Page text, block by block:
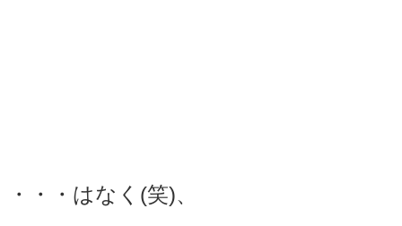
・・・はなく(笑)、